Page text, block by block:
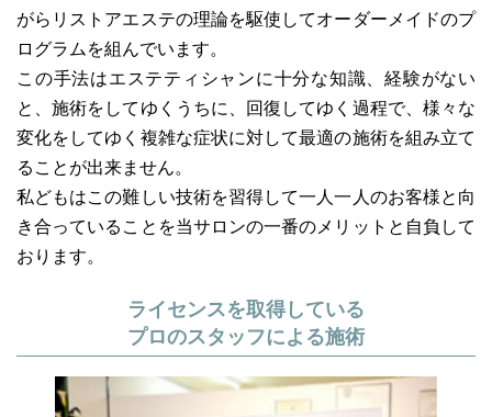
がらリストアエステの理論を駆使してオーダーメイドのプ
ログラムを組んでいます。
この手法はエステティシャンに十分な知識、経験がない
と、施術をしてゆくうちに、回復してゆく過程で、様々な
変化をしてゆく複雑な症状に対して最適の施術を組み立て
ることが出来ません。
私どもはこの難しい技術を習得して一人一人のお客様と向
き合っていることを当サロンの一番のメリットと自負して
おります。
ライセンスを取得している
プロのスタッフによる施術